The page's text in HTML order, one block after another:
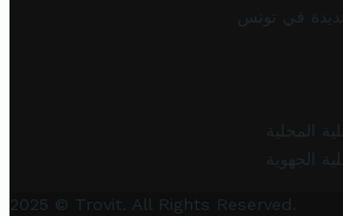
في تونس
المحلية
الجهوية
2025 © Trovit. All Rights Reserved.